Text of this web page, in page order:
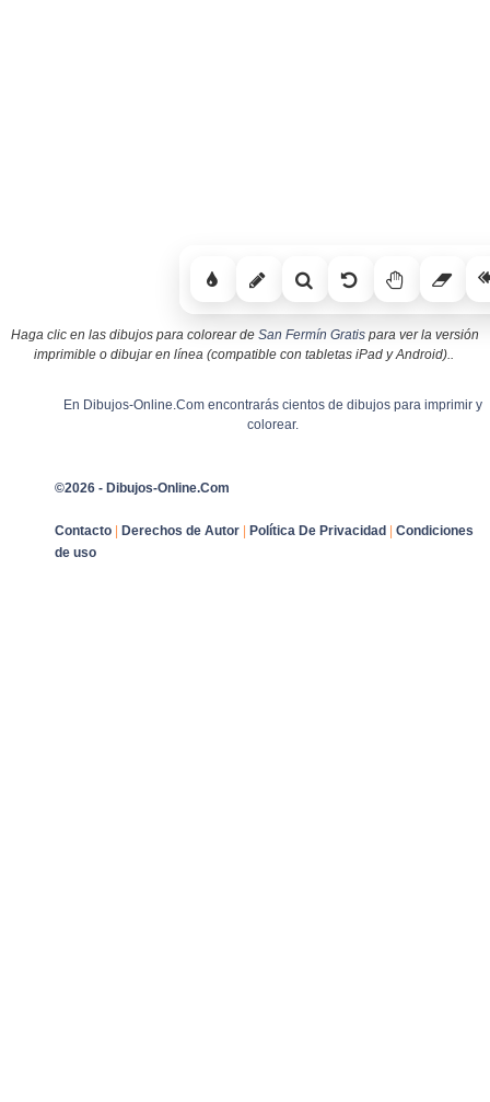
Haga clic en las dibujos para colorear de San Fermín Gratis para ver la versión
imprimible o dibujar en línea (compatible con tabletas iPad y Android)..
En Dibujos-Online.Com encontrarás cientos de dibujos para imprimir y
colorear.
©2026 - Dibujos-Online.Com
Contacto | Derechos de Autor | Política De Privacidad | Condiciones
de uso